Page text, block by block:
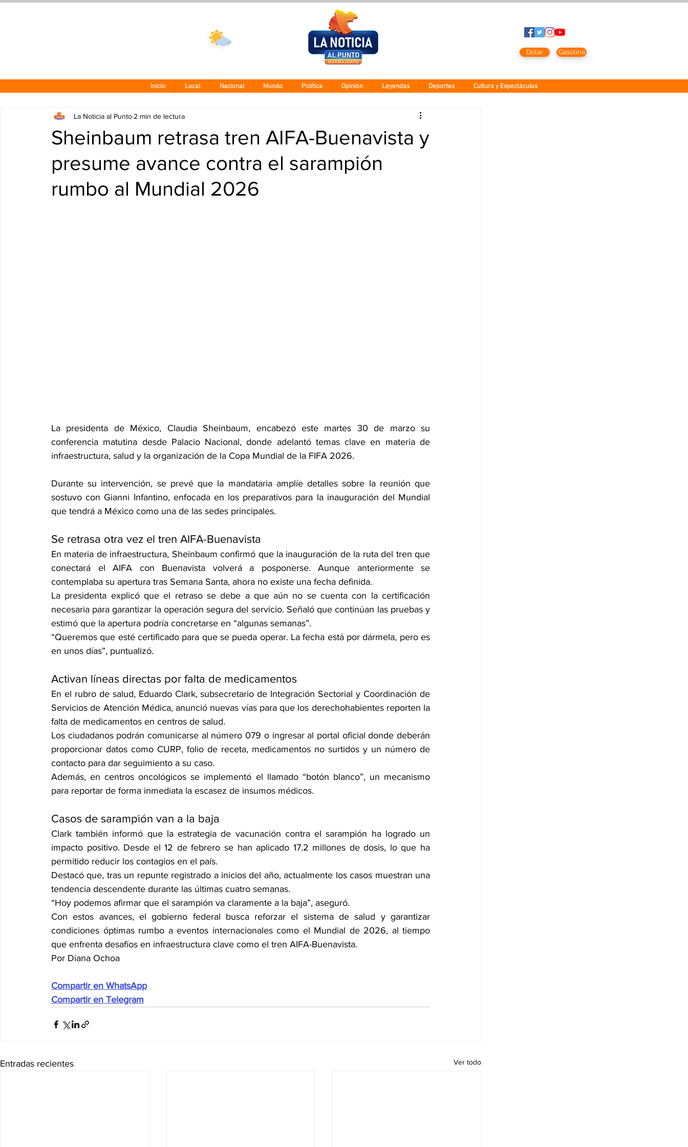
Dolar Gasolina
Inicio Local Nacional Mundo Política Opinión Leyendas Deportes Cultura y Espectáculos
Sheinbaum retrasa tren AIFA-Buenavista y
presume avance contra el sarampión
rumbo al Mundial 2026
La Noticia al Punto 2 min de lectura
La presidenta de México, Claudia Sheinbaum, encabezó este martes 30 de marzo su
conferencia matutina desde Palacio Nacional, donde adelantó temas clave en materia de
infraestructura, salud y la organización de la Copa Mundial de la FIFA 2026.
Durante su intervención, se prevé que la mandataria amplíe detalles sobre la reunión que
sostuvo con Gianni Infantino, enfocada en los preparativos para la inauguración del Mundial
que tendrá a México como una de las sedes principales.
Se retrasa otra vez el tren AIFA-Buenavista
En materia de infraestructura, Sheinbaum confirmó que la inauguración de la ruta del tren que
conectará el AIFA con Buenavista volverá a posponerse. Aunque anteriormente se
contemplaba su apertura tras Semana Santa, ahora no existe una fecha definida.
La presidenta explicó que el retraso se debe a que aún no se cuenta con la certificación
necesaria para garantizar la operación segura del servicio. Señaló que continúan las pruebas y
estimó que la apertura podría concretarse en “algunas semanas”.
“Queremos que esté certificado para que se pueda operar. La fecha está por dármela, pero es
en unos días”, puntualizó.
Activan líneas directas por falta de medicamentos
En el rubro de salud, Eduardo Clark, subsecretario de Integración Sectorial y Coordinación de
Servicios de Atención Médica, anunció nuevas vías para que los derechohabientes reporten la
falta de medicamentos en centros de salud.
Los ciudadanos podrán comunicarse al número 079 o ingresar al portal oficial donde deberán
proporcionar datos como CURP, folio de receta, medicamentos no surtidos y un número de
contacto para dar seguimiento a su caso.
Además, en centros oncológicos se implementó el llamado “botón blanco”, un mecanismo
para reportar de forma inmediata la escasez de insumos médicos.
Casos de sarampión van a la baja
Clark también informó que la estrategia de vacunación contra el sarampión ha logrado un
impacto positivo. Desde el 12 de febrero se han aplicado 17.2 millones de dosis, lo que ha
permitido reducir los contagios en el país.
Destacó que, tras un repunte registrado a inicios del año, actualmente los casos muestran una
tendencia descendente durante las últimas cuatro semanas.
“Hoy podemos afirmar que el sarampión va claramente a la baja”, aseguró.
Con estos avances, el gobierno federal busca reforzar el sistema de salud y garantizar
condiciones óptimas rumbo a eventos internacionales como el Mundial de 2026, al tiempo
que enfrenta desafíos en infraestructura clave como el tren AIFA-Buenavista.
Por Diana Ochoa
Compartir en WhatsApp
Compartir en Telegram
Entradas recientes Ver todo